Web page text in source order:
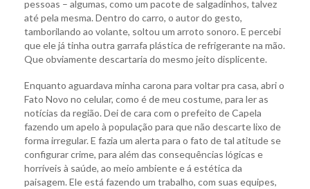
pessoas – algumas, como um pacote de salgadinhos, talvez
até pela mesma. Dentro do carro, o autor do gesto,
tamborilando ao volante, soltou um arroto sonoro. E percebi
que ele já tinha outra garrafa plástica de refrigerante na mão.
Que obviamente descartaria do mesmo jeito displicente.
Enquanto aguardava minha carona para voltar pra casa, abri o
Fato Novo no celular, como é de meu costume, para ler as
notícias da região. Dei de cara com o prefeito de Capela
fazendo um apelo à população para que não descarte lixo de
forma irregular. E fazia um alerta para o fato de tal atitude se
configurar crime, para além das consequências lógicas e
horríveis à saúde, ao meio ambiente e á estética da
paisagem. Ele está fazendo um trabalho, com suas equipes,